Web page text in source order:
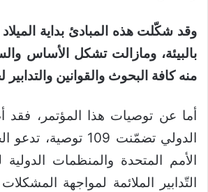
وقد شكّلت هذه المبادئ بداية
بالبيئة، ومازالت تشكل الأساس
منه كافة البحوث والقوانين والتدابير
أما عن توصيات هذا المؤتمر،
الدولي تضمّنت 109
الأمم المتحدة والمنظمات الدولية
التّدابير الملائمة لمواجهة